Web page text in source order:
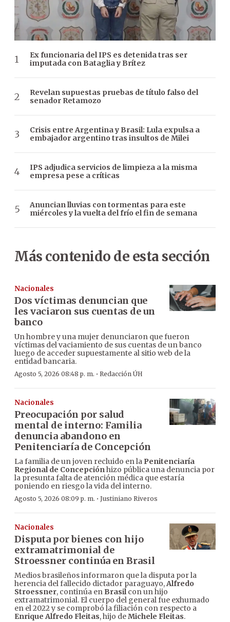
Ex funcionaria del IPS es detenida tras ser
imputada con Bataglia y Brítez
Revelan supuestas pruebas de título falso del
senador Retamozo
Crisis entre Argentina y Brasil: Lula expulsa a
embajador argentino tras insultos de Milei
IPS adjudica servicios de limpieza a la misma
empresa pese a críticas
Anuncian lluvias con tormentas para este
miércoles y la vuelta del frío el fin de semana
Más contenido de esta sección
Nacionales
Dos víctimas denuncian que
les vaciaron sus cuentas de un
banco
Un hombre y una mujer denunciaron que fueron
víctimas del vaciamiento de sus cuentas de un banco
luego de acceder supuestamente al sitio web de la
entidad bancaria.
Agosto 5, 2026 08:48 p. m. · Redacción ÚH
Nacionales
Preocupación por salud
mental de interno: Familia
denuncia abandono en
Penitenciaría de Concepción
La familia de un joven recluido en la Penitenciaría
Regional de Concepciónhizo pública una denuncia por
la presunta falta de atención médica que estaría
poniendo en riesgo la vida del interno.
Agosto 5, 2026 08:09 p. m. · Justiniano Riveros
Nacionales
Disputa por bienes con hijo
extramatrimonial de
Stroessner continúa en Brasil
Medios brasileños informaron que la disputa por la
herencia del fallecido dictador paraguayo,Alfredo
Stroessner, continúa en Brasilcon un hijo
extramatrimonial. El cuerpo del general fue exhumado
en el 2022 y se comprobó la filiación con respecto a
Enrique Alfredo Fleitas, hijo deMichele Fleitas.